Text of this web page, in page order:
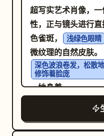
脱且富有表现力。背
与古典欧洲油画美
深度、绘画抽象感
深黑色、炭灰色和
与永恒的电影色调
色的橄榄绿、暖米
以及微妙的低饱和
郁的手绘质感与略
黄绿色陆地形状的彩
紫色的环状行星。
油画风格，具有明
的柔和高光、奇幻的
郁的蓝色和棕色为
或水印。
超写实艺术肖像，
性，正与镜头进行
色雀斑，
浅绿色眼睛
微纹理的自然皮肤。
深色波浪卷发，松散
修饰着脸庞
。她身着
。她手中拿着一本